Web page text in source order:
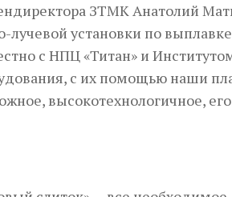
ЗТМК Анатолий
установки по
с НПЦ «Титан» и
с их помощью наши
высокотехнологичное,